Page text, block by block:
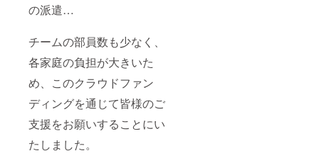
の派遣…
チームの部員数も少なく、
各家庭の負担が大きいた
め、このクラウドファン
ディングを通じて皆様のご
支援をお願いすることにい
たしました。